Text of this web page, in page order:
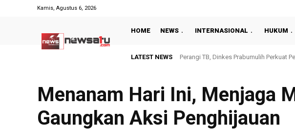
Kamis, Agustus 6, 2026
HOME NEWS INTERNASIONAL HUKUM
LATEST NEWS Rumah Kepala DKP Bengkulu Digeledah
Menanam Hari Ini, Menjaga
Gaungkan Aksi Penghijauan